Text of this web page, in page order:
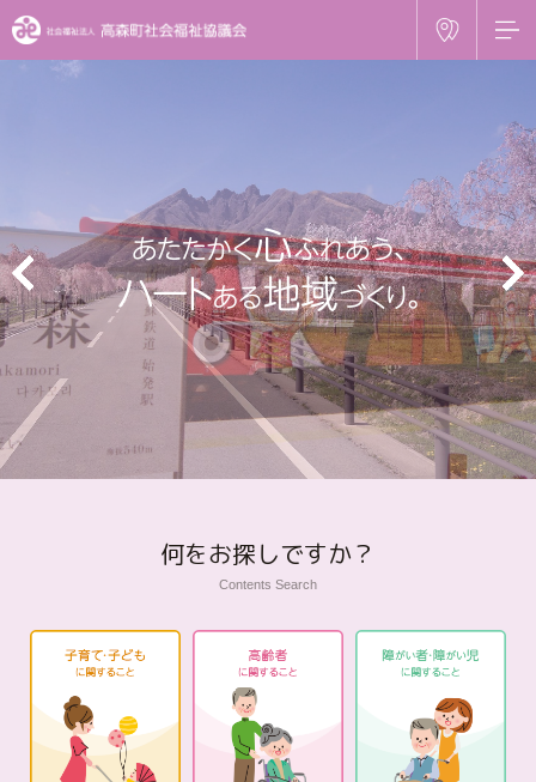
何をお探しですか？
Contents Search